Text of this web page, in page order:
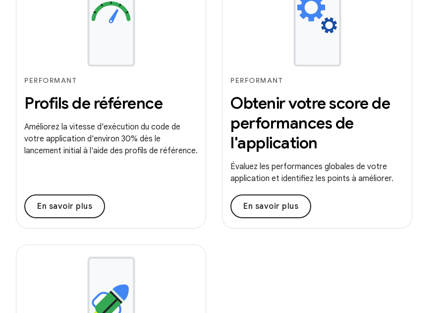
PERFORMANT
Profils de référence
Améliorez la vitesse d'exécution du code de
votre application d'environ 30% dès le
lancement initial à l'aide des profils de référence.
En savoir plus
PERFORMANT
Obtenir votre score de
performances de
l'application
Évaluez les performances globales de votre
application et identifiez les points à améliorer.
En savoir plus